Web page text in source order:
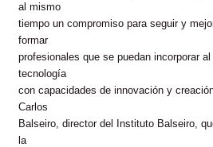
al mismo
tiempo un compromiso para seguir y
formar
profesionales que se puedan incorporar
tecnología
con capacidades de innovación y
Carlos
Balseiro, director del Instituto Balseiro,
la